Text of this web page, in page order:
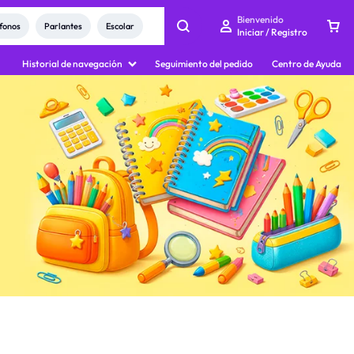
Parlantes Escolar
Bienvenido
Iniciar / Registro
Historial de navegación Seguimiento del pedido Centro de Ayuda